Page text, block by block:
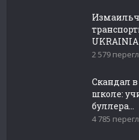
2 579
Скандал
школе:
буллера...
4 785